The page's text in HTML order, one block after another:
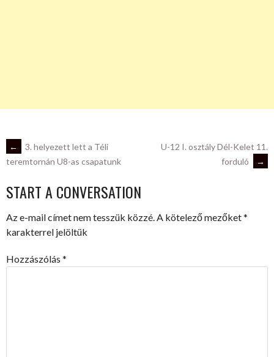
POST
NAVIGATION
←
3. helyezett lett a Téli
teremtornán U8-as csapatunk
U-12 I. osztály Dél-Kelet 11.
forduló
→
START A CONVERSATION
Az e-mail címet nem tesszük közzé.A kötelező mezőket*
karakterrel jelöltük
Hozzászólás *